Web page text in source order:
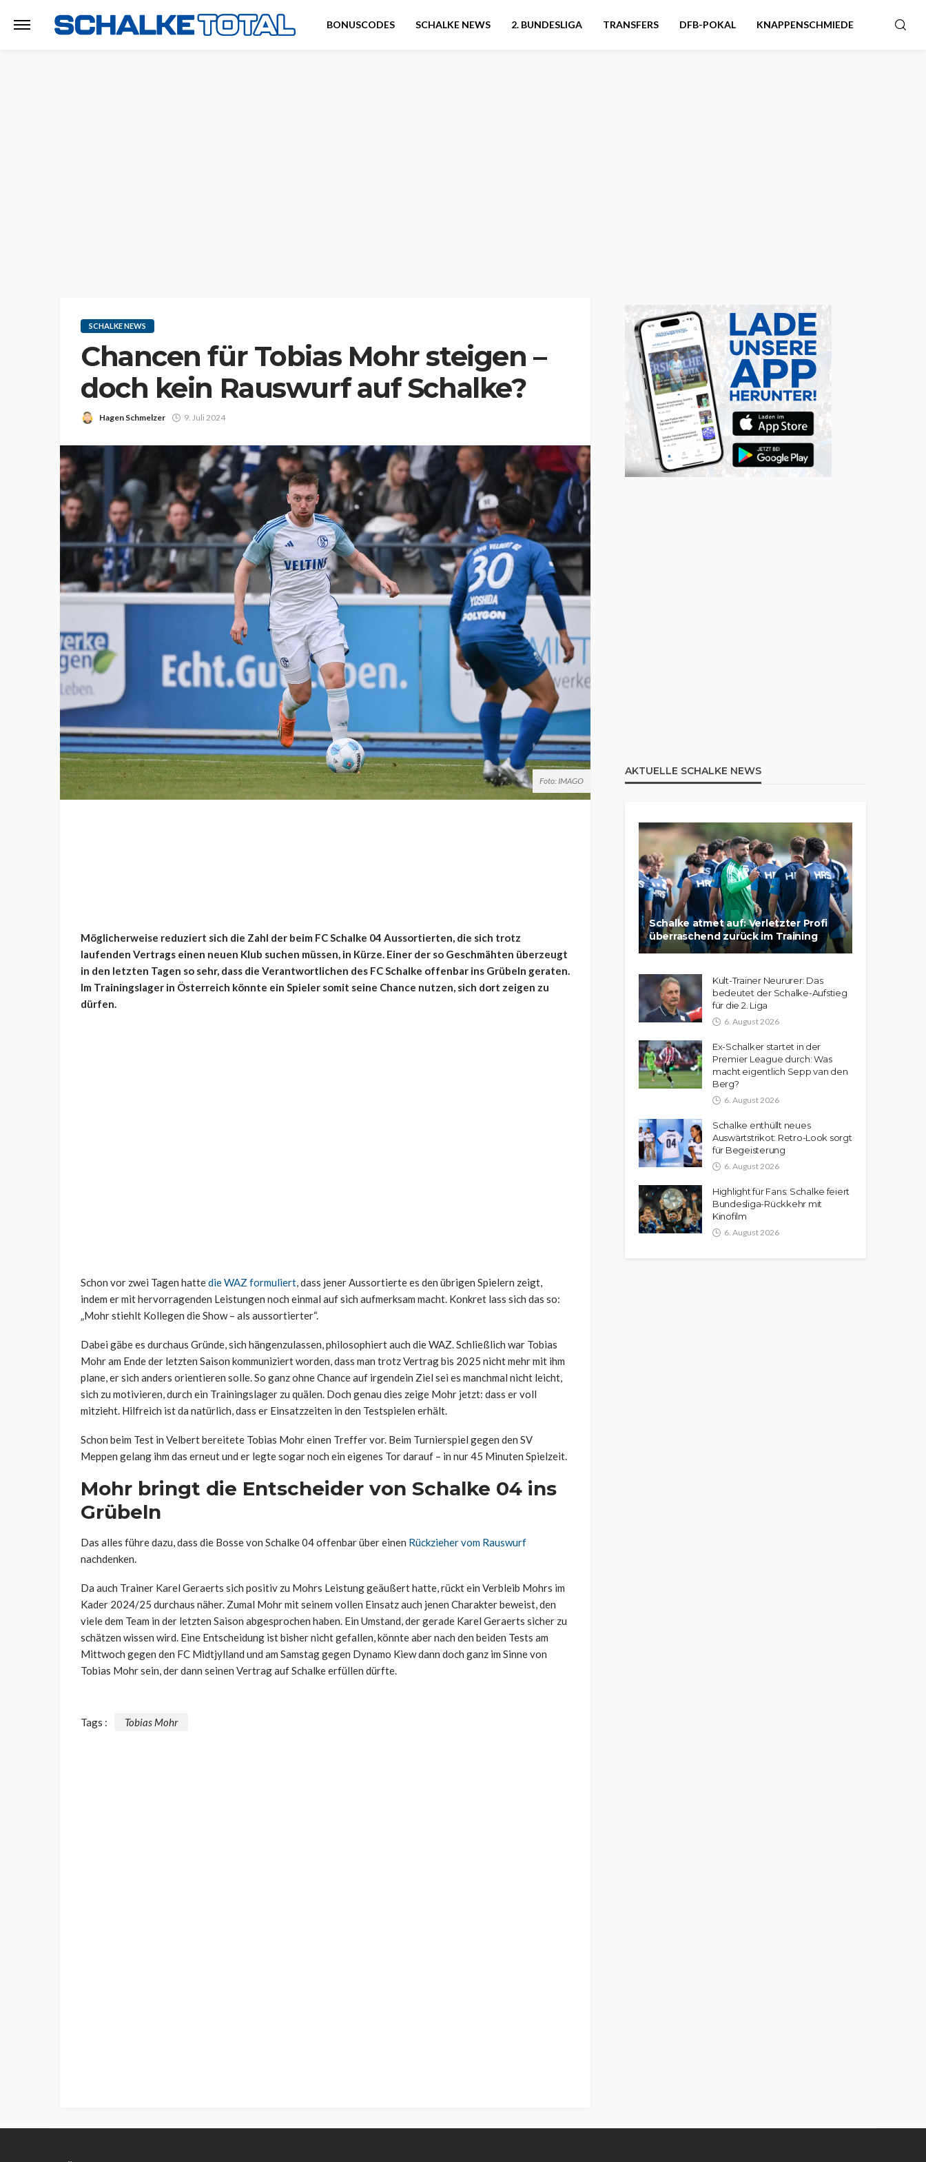
BONUSCODES SCHALKE NEWS 2. BUNDESLIGA TRANSFERS DFB-POKAL KNAPPENSCHMIEDE
SCHALKE NEWS
Chancen für Tobias Mohr steigen –
doch kein Rauswurf auf Schalke?
Hagen Schmelzer 9. Juli 2024
Foto: IMAGO
Möglicherweise reduziert sich die Zahl der beim FC Schalke 04 Aussortierten, die sich trotz
laufenden Vertrags einen neuen Klub suchen müssen, in Kürze. Einer der so Geschmähten überzeugt
in den letzten Tagen so sehr, dass die Verantwortlichen des FC Schalke offenbar ins Grübeln geraten.
Im Trainingslager in Österreich könnte ein Spieler somit seine Chance nutzen, sich dort zeigen zu
dürfen.
Schon vor zwei Tagen hattedie WAZ formuliert, dass jener Aussortierte es den übrigen Spielern zeigt,
indem er mit hervorragenden Leistungen noch einmal auf sich aufmerksam macht. Konkret lass sich das so:
„Mohr stiehlt Kollegen die Show – als aussortierter“.
Dabei gäbe es durchaus Gründe, sich hängenzulassen, philosophiert auch die WAZ. Schließlich war Tobias
Mohr am Ende der letzten Saison kommuniziert worden, dass man trotz Vertrag bis 2025 nicht mehr mit ihm
plane, er sich anders orientieren solle. So ganz ohne Chance auf irgendein Ziel sei es manchmal nicht leicht,
sich zu motivieren, durch ein Trainingslager zu quälen. Doch genau dies zeige Mohr jetzt: dass er voll
mitzieht. Hilfreich ist da natürlich, dass er Einsatzzeiten in den Testspielen erhält.
Schon beim Test in Velbert bereitete Tobias Mohr einen Treffer vor. Beim Turnierspiel gegen den SV
Meppen gelang ihm das erneut und er legte sogar noch ein eigenes Tor darauf – in nur 45 Minuten Spielzeit.
Mohr bringt die Entscheider von Schalke 04 ins
Grübeln
Das alles führe dazu, dass die Bosse von Schalke 04 offenbar über einen Rückzieher vom Rauswurf
nachdenken.
Da auch Trainer Karel Geraerts sich positiv zu Mohrs Leistung geäußert hatte, rückt ein Verbleib Mohrs im
Kader 2024/25 durchaus näher. Zumal Mohr mit seinem vollen Einsatz auch jenen Charakter beweist, den
viele dem Team in der letzten Saison abgesprochen haben. Ein Umstand, der gerade Karel Geraerts sicher zu
schätzen wissen wird. Eine Entscheidung ist bisher nicht gefallen, könnte aber nach den beiden Tests am
Mittwoch gegen den FC Midtjylland und am Samstag gegen Dynamo Kiew dann doch ganz im Sinne von
Tobias Mohr sein, der dann seinen Vertrag auf Schalke erfüllen dürfte.
Tags : Tobias Mohr
AKTUELLE SCHALKE NEWS
Schalke atmet auf: Verletzter Profi
überraschend zurück im Training
Kult-Trainer Neururer: Das
bedeutet der Schalke-Aufstieg
für die 2. Liga
6. August 2026
Ex-Schalker startet in der
Premier League durch: Was
macht eigentlich Sepp van den
Berg?
6. August 2026
Schalke enthüllt neues
Auswärtstrikot: Retro-Look sorgt
für Begeisterung
6. August 2026
Highlight für Fans: Schalke feiert
Bundesliga-Rückkehr mit
Kinofilm
6. August 2026